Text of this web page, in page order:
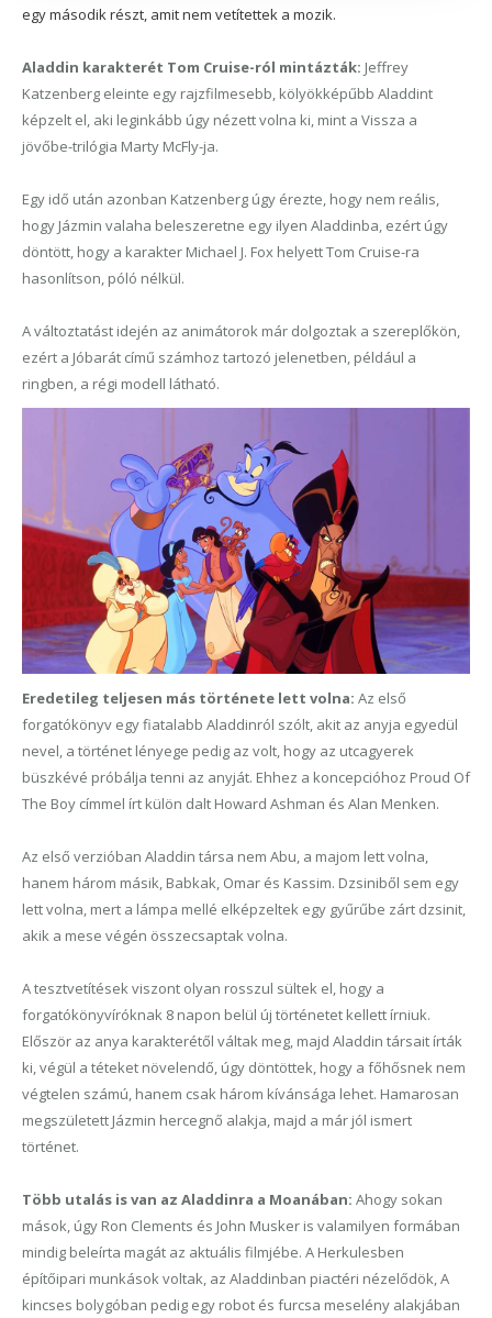
egy második részt, amit nem vetítettek a mozik.
Aladdin karakterét Tom Cruise-ról mintázták: Jeffrey
Katzenberg eleinte egy rajzfilmesebb, kölyökképűbb Aladdint
képzelt el, aki leginkább úgy nézett volna ki, mint a Vissza a
jövőbe-trilógia Marty McFly-ja.
Egy idő után azonban Katzenberg úgy érezte, hogy nem reális,
hogy Jázmin valaha beleszeretne egy ilyen Aladdinba, ezért úgy
döntött, hogy a karakter Michael J. Fox helyett Tom Cruise-ra
hasonlítson, póló nélkül.
A változtatást idején az animátorok már dolgoztak a szereplőkön,
ezért a Jóbarát című számhoz tartozó jelenetben, például a
ringben, a régi modell látható.
Eredetileg teljesen más története lett volna: Az első
forgatókönyv egy fiatalabb Aladdinról szólt, akit az anyja egyedül
nevel, a történet lényege pedig az volt, hogy az utcagyerek
büszkévé próbálja tenni az anyját. Ehhez a koncepcióhoz Proud Of
The Boy címmel írt külön dalt Howard Ashman és Alan Menken.
Az első verzióban Aladdin társa nem Abu, a majom lett volna,
hanem három másik, Babkak, Omar és Kassim. Dzsiniből sem egy
lett volna, mert a lámpa mellé elképzeltek egy gyűrűbe zárt dzsinit,
akik a mese végén összecsaptak volna.
A tesztvetítések viszont olyan rosszul sültek el, hogy a
forgatókönyvíróknak 8 napon belül új történetet kellett írniuk.
Először az anya karakterétől váltak meg, majd Aladdin társait írták
ki, végül a téteket növelendő, úgy döntöttek, hogy a főhősnek nem
végtelen számú, hanem csak három kívánsága lehet. Hamarosan
megszületett Jázmin hercegnő alakja, majd a már jól ismert
történet.
Több utalás is van az Aladdinra a Moanában: Ahogy sokan
mások, úgy Ron Clements és John Musker is valamilyen formában
mindig beleírta magát az aktuális filmjébe. A Herkulesben
építőipari munkások voltak, az Aladdinban piactéri nézelődök, A
kincses bolygóban pedig egy robot és furcsa meselény alakjában